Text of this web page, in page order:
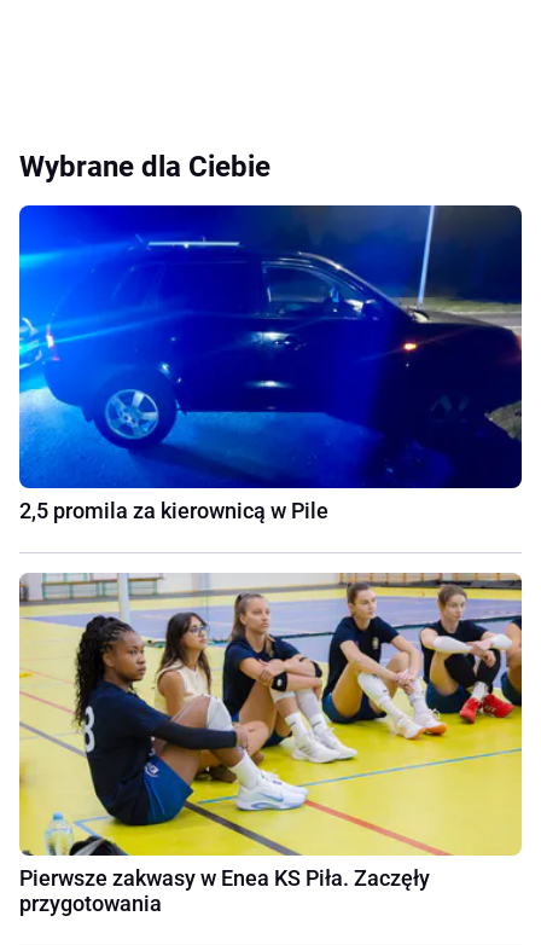
Wybrane dla Ciebie
2,5 promila za kierownicą w Pile
Pierwsze zakwasy w Enea KS Piła. Zaczęły
przygotowania